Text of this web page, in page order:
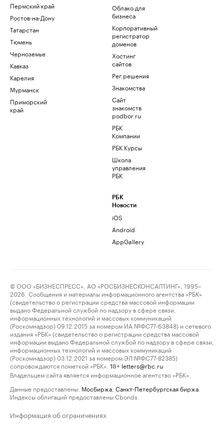
Пермский край
Ростов-на-Дону
Татарстан
Тюмень
Черноземье
Кавказ
Карелия
Мурманск
Приморский
край
Облако для
бизнеса
Корпоративный
регистратор
доменов
Хостинг
сайтов
Рег.решения
Знакомства
Сайт
знакомств
podbor.ru
РБК
Компании
РБК Курсы
Школа
управления
РБК
РБК
Новости
iOS
Android
AppGallery
© ООО «БИЗНЕСПРЕСС», АО «РОСБИЗНЕСКОНСАЛТИНГ», 1995–
2026. Сообщения и материалы информационного агентства «РБК»
(свидетельство о регистрации средства массовой информации
выдано Федеральной службой по надзору в сфере связи,
информационных технологий и массовых коммуникаций
(Роскомнадзор) 09.12.2015 за номером ИА №ФС77-63848) и сетевого
издания «РБК» (свидетельство о регистрации средства массовой
информации выдано Федеральной службой по надзору в сфере связи,
информационных технологий и массовых коммуникаций
(Роскомнадзор) 03.12.2021 за номером ЭЛ №ФС77-82385)
сопровождаются пометкой «РБК».
18+ letters@rbc.ru
Владельцем сайта является информационное агентство «РБК».
Данные предоставлены: Мосбиржа Санкт-Петербургская биржа
Индексы облигаций предоставлены Cbonds.
Информация об ограничениях